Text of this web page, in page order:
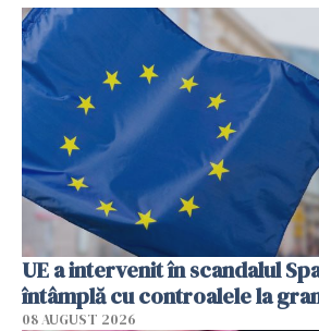
UE a intervenit în scandalul
întâmplă cu controalele la
08 AUGUST 2026